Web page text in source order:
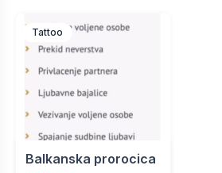
Tattoo
Balkanska prorocica